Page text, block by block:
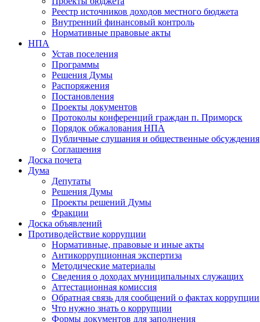
Реестр источников доходов местного бюджета
Внутренний финансовый контроль
Нормативные правовые акты
НПА
Устав поселения
Программы
Решения Думы
Распоряжения
Постановления
Проекты документов
Протоколы конференций граждан п. Приморск
Порядок обжалования НПА
Публичные слушания и общественные обсуждения
Соглашения
Доска почета
Дума
Депутаты
Решения Думы
Проекты решений Думы
Фракции
Доска объявлений
Противодействие коррупции
Нормативные, правовые и иные акты
Антикоррупционная экспертиза
Методические материалы
Сведения о доходах муниципальных служащих
Аттестационная комиссия
Обратная связь для сообщений о фактах коррупции
Что нужно знать о коррупции
Формы документов для заполнения